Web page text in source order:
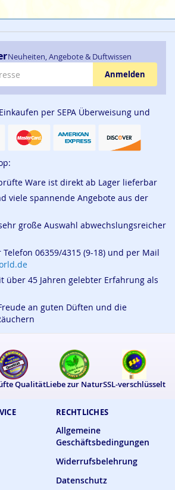
RECHTLICHES
Allgemeine
Geschäftsbedingungen
Widerrufsbelehrung
Datenschutz
Neuheiten, Angebote & Duftwissen
Anmelden
per SEPA Überweisung und
Ware ist direkt ab Lager lieferbar
viele spannende Angebote aus der
große Auswahl abwechslungsreicher
06359/4315 (9-18) und per Mail
über 45 Jahren gelebter Erfahrung als
an guten Düften und die
QualitätLiebe zur NaturSSL-verschlüsselt